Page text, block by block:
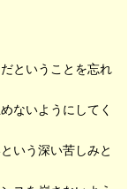
ということを忘れ
ないようにしてく
いう深い苦しみと